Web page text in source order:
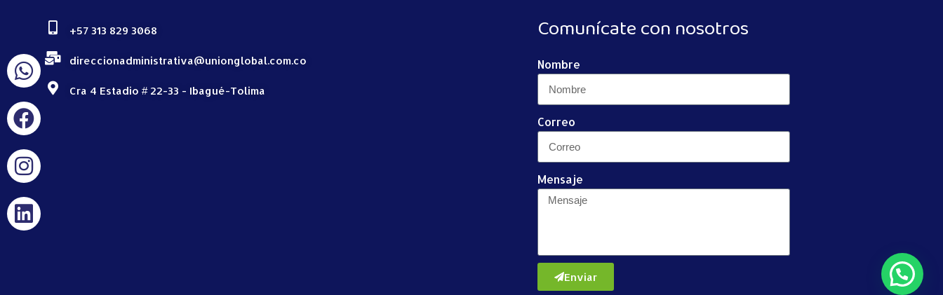
+57 313 829 3068
direccionadministrativa@unionglobal.com.co
Cra 4 Estadio # 22-33 - Ibagué-Tolima
Comunícate con nosotros
Nombre
Correo
Mensaje
Enviar